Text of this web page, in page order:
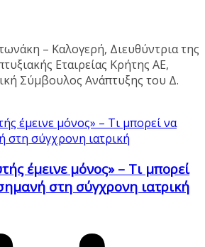
– Καλογερή, Διευθύντρια της
Εταιρείας Κρήτης ΑΕ,
Σύμβουλος Ανάπτυξης του Δ.
έμεινε μόνος» – Τι μπορεί
στη σύγχρονη ιατρική